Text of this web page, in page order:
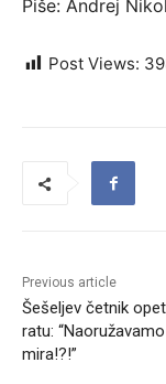
Piše: Andrej
Post Views:
Previous article
Šešeljev četnik
ratu:
mira!?!”